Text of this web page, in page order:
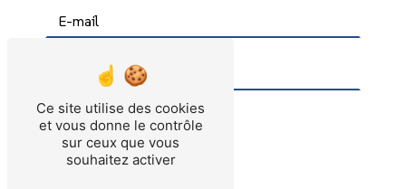
Ce site utilise des cookies
et vous donne le contrôle
sur ceux que vous
souhaitez activer